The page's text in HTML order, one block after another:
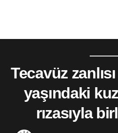
Tecavüz
yaşındaki
rızasıyla